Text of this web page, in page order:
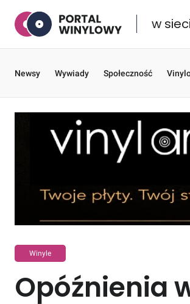
w
Newsy Wywiady Społeczność
Winyle
Opóźnienia